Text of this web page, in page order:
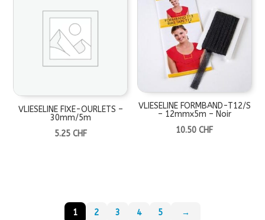
VLIESELINE FIXE-OURLETS –
30mm/5m
5.25 CHF
VLIESELINE FORMBAND-T12/S
– 12mmx5m – Noir
10.50CHF
1 2 3 4 5 →